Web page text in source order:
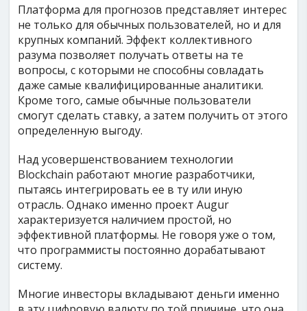
Платформа для прогнозов представляет интерес
не только для обычных пользователей, но и для
крупных компаний. Эффект коллективного
разума позволяет получать ответы на те
вопросы, с которыми не способны совладать
даже самые квалифицированные аналитики.
Кроме того, самые обычные пользователи
смогут сделать ставку, а затем получить от этого
определенную выгоду.
Над усовершенствованием технологии
Blockchain работают многие разработчики,
пытаясь интегрировать ее в ту или иную
отрасль. Однако именно проект Augur
характеризуется наличием простой, но
эффективной платформы. Не говоря уже о том,
что программисты постоянно дорабатывают
систему.
Многие инвесторы вкладывают деньги именно